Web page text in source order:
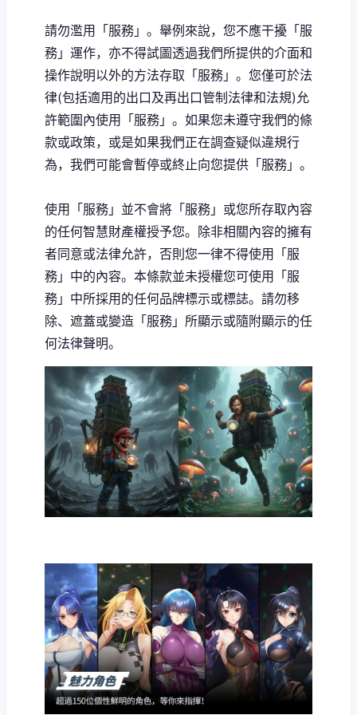
請勿濫用「服務」。舉例來說，您不應干擾「服
務」運作，亦不得試圖透過我們所提供的介面和
操作說明以外的方法存取「服務」。您僅可於法
律(包括適用的出口及再出口管制法律和法規)允
許範圍內使用「服務」。如果您未遵守我們的條
款或政策，或是如果我們正在調查疑似違規行
為，我們可能會暫停或終止向您提供「服務」。
使用「服務」並不會將「服務」或您所存取內容
的任何智慧財產權授予您。除非相關內容的擁有
者同意或法律允許，否則您一律不得使用「服
務」中的內容。本條款並未授權您可使用「服
務」中所採用的任何品牌標示或標誌。請勿移
除、遮蓋或變造「服務」所顯示或隨附顯示的任
何法律聲明。